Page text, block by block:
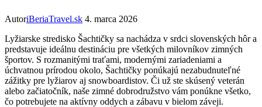
AutoriBeriaTravel.sk 4. marca 2026
Lyžiarske stredisko Šachtičky sa nachádza v srdci slovenských hôr a
predstavuje ideálnu destináciu pre všetkých milovníkov zimných
športov. S rozmanitými traťami, modernými zariadeniami a
úchvatnou prírodou okolo, Šachtičky ponúkajú nezabudnuteľné
zážitky pre lyžiarov aj snowboardistov. Či už ste skúsený veterán
alebo začiatočník, naše zimné dobrodružstvo vám ponúkne všetko,
čo potrebujete na aktívny oddych a zábavu v bielom záveji.